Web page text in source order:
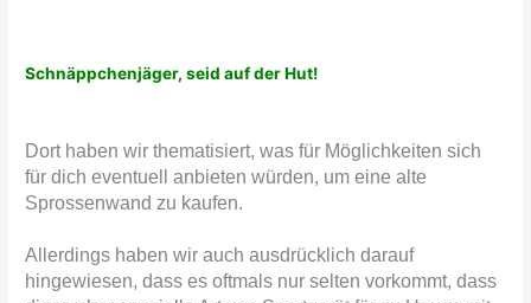
Schnäppchenjäger, seid auf der Hut!
Dort haben wir thematisiert, was für Möglichkeiten sich
für dich eventuell anbieten würden, um eine alte
Sprossenwand zu kaufen.
Allerdings haben wir auch ausdrücklich darauf
hingewiesen, dass es oftmals nur selten vorkommt, dass